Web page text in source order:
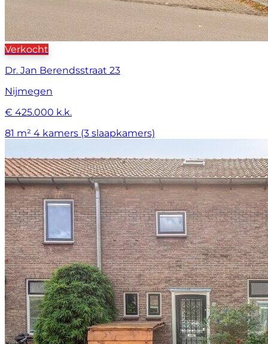
Verkocht
Dr. Jan Berendsstraat 23
Nijmegen
€ 425.000 k.k.
81 m² 4 kamers (3 slaapkamers)